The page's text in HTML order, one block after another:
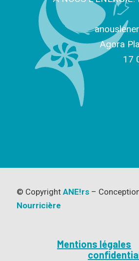
Agora
17
© Copyright ANE!rs –
Nourricière
Mentions légales